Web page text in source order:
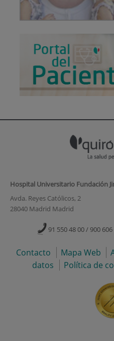
Hospital Universitario Fundación
Avda. Reyes Católicos, 2
28040 Madrid Madrid
91 550 48 00 / 900
Contacto Mapa Web
datos
Política de